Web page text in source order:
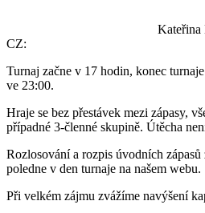
Kateřina
CZ:
Turnaj začne v 17 hodin, konec
ve 23:00.
Hraje se bez přestávek mezi zápasy,
případné 3-členné skupině. Útěcha
Rozlosování a rozpis úvodních
poledne v den turnaje na našem webu.
Při velkém zájmu zvážíme navýšení